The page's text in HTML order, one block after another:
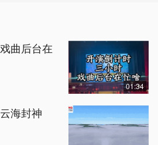
曲后台在
01:34
海封神